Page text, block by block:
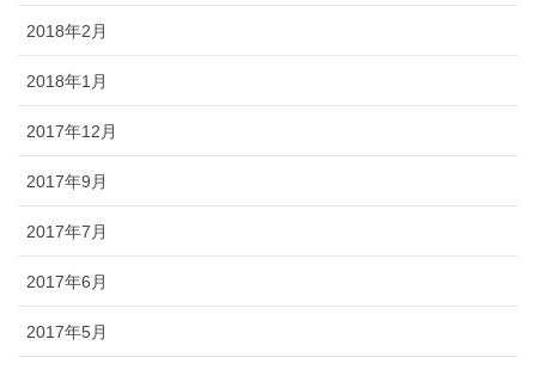
2018年2月
2018年1月
2017年12月
2017年9月
2017年7月
2017年6月
2017年5月